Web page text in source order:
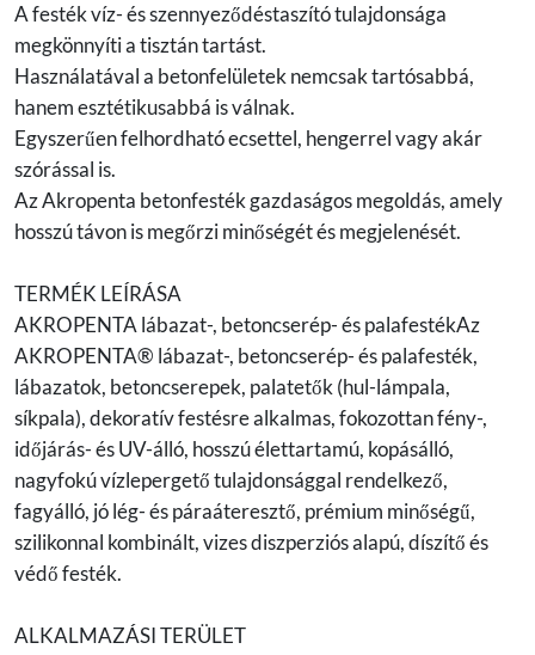
A festék víz- és szennyeződéstaszító tulajdonsága
megkönnyíti a tisztán tartást.
Használatával a betonfelületek nemcsak tartósabbá,
hanem esztétikusabbá is válnak.
Egyszerűen felhordható ecsettel, hengerrel vagy akár
szórással is.
Az Akropenta betonfesték gazdaságos megoldás, amely
hosszú távon is megőrzi minőségét és megjelenését.
TERMÉK LEÍRÁSA
AKROPENTA lábazat-, betoncserép- és palafestékAz
AKROPENTA® lábazat-, betoncserép- és palafesték,
lábazatok, betoncserepek, palatetők (hul-lámpala,
síkpala), dekoratív festésre alkalmas, fokozottan fény-,
időjárás- és UV-álló, hosszú élettartamú, kopásálló,
nagyfokú vízlepergető tulajdonsággal rendelkező,
fagyálló, jó lég- és páraáteresztő, prémium minőségű,
szilikonnal kombinált, vizes diszperziós alapú, díszítő és
védő festék.
ALKALMAZÁSI TERÜLET